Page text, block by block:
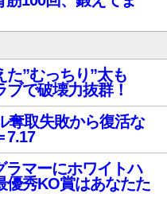
”むっちり”太も
で破壊力抜群！
奪取失敗から復活な
7.17
ラマーにホワイトハ
優秀KO賞はあなたた